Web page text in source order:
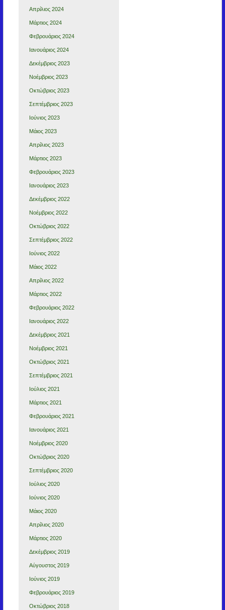
Απρίλιος 2024
Μάρτιος 2024
Φεβρουάριος 2024
Ιανουάριος 2024
Δεκέμβριος 2023
Νοέμβριος 2023
Οκτώβριος 2023
Σεπτέμβριος 2023
Ιούνιος 2023
Μάιος 2023
Απρίλιος 2023
Μάρτιος 2023
Φεβρουάριος 2023
Ιανουάριος 2023
Δεκέμβριος 2022
Νοέμβριος 2022
Οκτώβριος 2022
Σεπτέμβριος 2022
Ιούνιος 2022
Μάιος 2022
Απρίλιος 2022
Μάρτιος 2022
Φεβρουάριος 2022
Ιανουάριος 2022
Δεκέμβριος 2021
Νοέμβριος 2021
Οκτώβριος 2021
Σεπτέμβριος 2021
Ιούλιος 2021
Μάρτιος 2021
Φεβρουάριος 2021
Ιανουάριος 2021
Νοέμβριος 2020
Οκτώβριος 2020
Σεπτέμβριος 2020
Ιούλιος 2020
Ιούνιος 2020
Μάιος 2020
Απρίλιος 2020
Μάρτιος 2020
Δεκέμβριος 2019
Αύγουστος 2019
Ιούνιος 2019
Φεβρουάριος 2019
Οκτώβριος 2018